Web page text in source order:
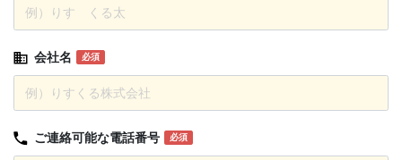
会社名 必須
ご連絡可能な電話番号 必須